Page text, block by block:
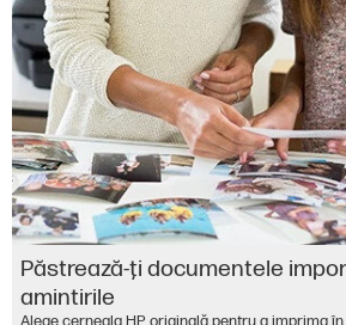
Păstrează-ţi documentele
amintirile